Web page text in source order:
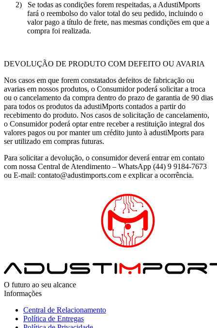
2)
Se todas as condições forem respeitadas, a AdustiMports
fará o reembolso do valor total do seu pedido, incluindo o
valor pago a título de frete, nas mesmas condições em que a
compra foi realizada.
DEVOLUÇÃO DE PRODUTO COM DEFEITO OU AVARIA
Nos casos em que forem constatados defeitos de fabricação ou
avarias em nossos produtos, o Consumidor poderá solicitar a troca
ou o cancelamento da compra dentro do prazo de garantia de 90 dias
para todos os produtos da adustiMports contados a partir do
recebimento do produto. Nos casos de solicitação de cancelamento,
o Consumidor poderá optar entre receber a restituição integral dos
valores pagos ou por manter um crédito junto à adustiMports para
ser utilizado em compras futuras.
Para solicitar a devolução, o consumidor deverá entrar em contato
com nossa Central de Atendimento – WhatsApp (44) 9 9184-7673
ou E-mail: contato@adustimports.com e explicar a ocorrência.
O futuro ao seu alcance
Informações
Central de Relacionamento
Política de Entregas